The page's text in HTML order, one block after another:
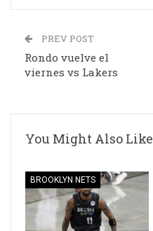
PREV POST
Rondo vuelve el
viernes vs Lakers
You Might Also Like
BROOKLYN NETS